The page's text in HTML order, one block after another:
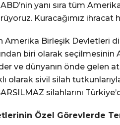
yanı sıra tüm
Kuracağımız ihracat
Amerika Birleşik Devletleri
biri olarak seçilmesinin
ve dünyanın önde gelen
olarak sivil silah
silahlarını
Özel Görevlerde